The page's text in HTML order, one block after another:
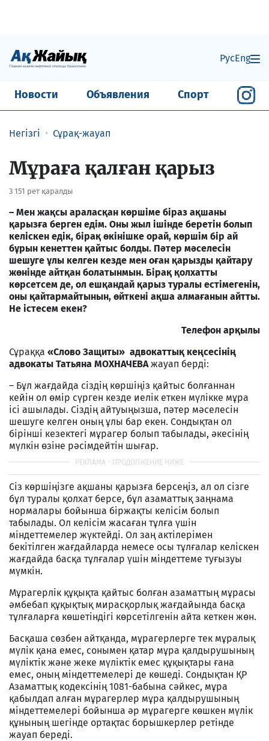
РусEng
Новости Объявления Спорт
Негізгі Сұрақ-жауап
Мұраға қалған қарыз
3 151 рет қаралды
– Мен жақсы араласқан көршіме біраз ақшаны
қарызға берген едім. Оны жыл ішінде беретін болып
келіскен едік, бірақ өкінішке орай, көршім бір ай
бұрын кенеттен қайтыс болды. Пәтер мәселесін
шешуге ұлы келген кезде мен оған қарызды қайтару
жөнінде айтқан болатынмын. Бірақ қолхатты
көрсетсем де, ол ешқандай қарыз туралы естімегенін,
оны қайтармайтынын, өйткені ақша алмағанын айтты.
Не істесем екен?
Телефон арқылы
Сұраққа «Слово Защиты» адвокаттық кеңсесінің
адвокаты Татьяна МОХНАЧЕВАжауап берді:
– Бұл жағдайда сіздің көршіңіз қайтыс болғаннан
кейін ол өмір сүрген кезде иелік еткен мүлікке мұра
ісі ашылады. Сіздің айтуыңызша, пәтер мәселесін
шешуге келген оның ұлы бар екен. Сондықтан ол
бірінші кезектегі мұрагер болып табылады, әкесінің
мүлкін өзіне рәсімдейтін шығар.
Сіз көршіңізге ақшаны қарызға берсеңіз, ал ол сізге
бұл туралы қолхат берсе, бұл азаматтық заңнама
нормалары бойынша біржақты келісім болып
табылады. Ол келісім жасаған тұлға үшін
міндеттемелер жүктейді. Ол заң актілерімен
бекітілген жағдайларда немесе осы тұлғалар келіскен
жағдайда басқа тұлғалар үшін міндеттеме туғызуы
мүмкін.
Мұрагерлік құқықта қайтыс болған азаматтың мұрасы
әмбебап құқықтық мирасқорлық жағдайында басқа
тұлғаларға көшетіндігі көрсетілгенін айта кеткен жөн.
Басқаша сөзбен айтқанда, мұрагерлерге тек мұралық
мүлік қана емес, сонымен қатар мұра қалдырушының
мүліктік және жеке мүліктік емес құқықтары ғана
емес, оның міндеттемелері де көшеді. Сондықтан ҚР
Азаматтық кодексінің 1081-бабына сәйкес, мұра
қабылдап алған мұрагерлер мұра қалдырушының
міндеттемелері бойынша әр мұрагерге көшкен мүлік
құнының шегінде ортақтас борышкерлер ретінде
жауап береді.